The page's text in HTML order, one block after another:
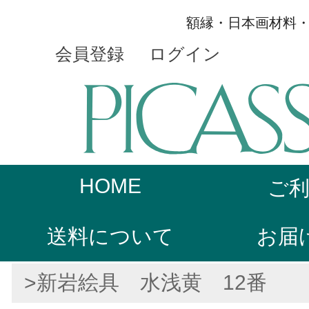
額縁・日本画材料
会員登録 ログイン
HOME ご
送料について お届
>新岩絵具 水浅黄 12番